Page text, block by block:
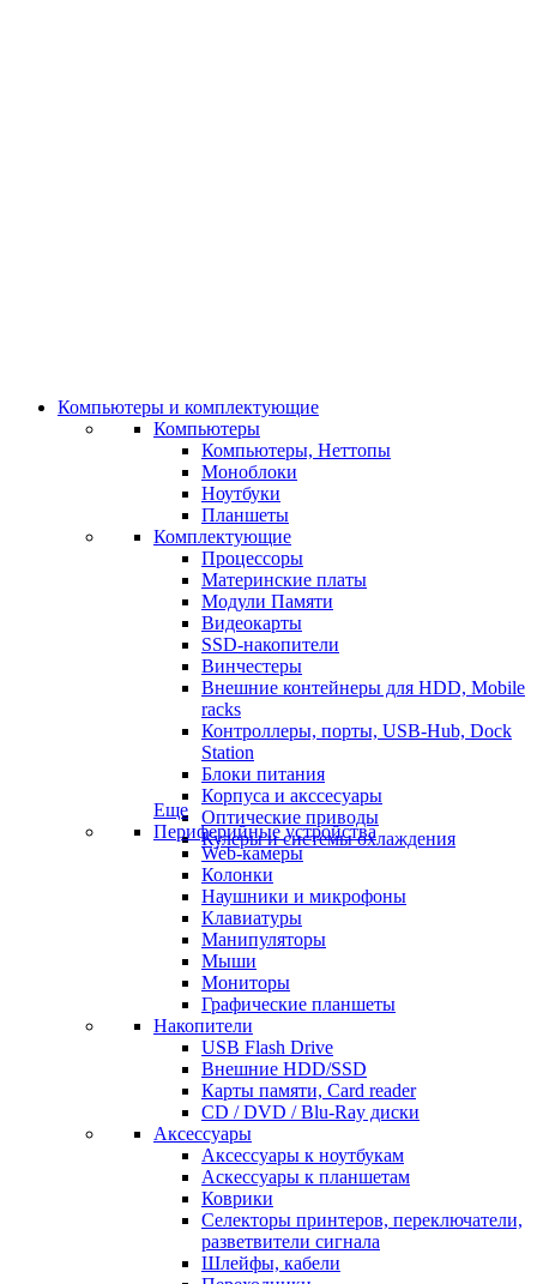
Компьютеры и комплектующие
Компьютеры
Компьютеры, Неттопы
Моноблоки
Ноутбуки
Планшеты
Комплектующие
Процессоры
Материнские платы
Модули Памяти
Видеокарты
SSD-накопители
Винчестеры
Внешние контейнеры для HDD, Mobile
racks
Контроллеры, порты, USB-Hub, Dock
Station
Блоки питания
Корпуса и акссесуары
Оптические приводы
Кулеры и системы охлаждения
Еще
Периферийные устройства
Web-камеры
Колонки
Наушники и микрофоны
Клавиатуры
Манипуляторы
Мыши
Мониторы
Графические планшеты
Накопители
USB Flash Drive
Внешние HDD/SSD
Карты памяти, Card reader
CD / DVD / Blu-Ray диски
Аксессуары
Аксессуары к ноутбукам
Аскессуары к планшетам
Коврики
Селекторы принтеров, переключатели,
разветвители сигнала
Шлейфы, кабели